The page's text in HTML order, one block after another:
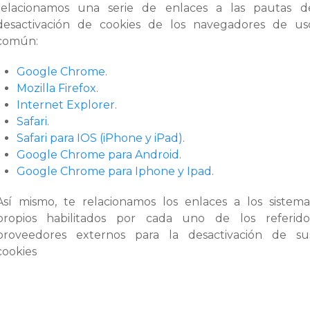
una serie de enlaces a las pautas
de cookies de los navegadores de
Google Chrome.
Mozilla Firefox.
Internet Explorer.
Safari.
Safari para IOS (iPhone y iPad).
Google Chrome para Android .
Google Chrome para Iphone y Ipad .
mismo, te relacionamos los enlaces a los
habilitados por cada uno de los
externos para la desactivación de